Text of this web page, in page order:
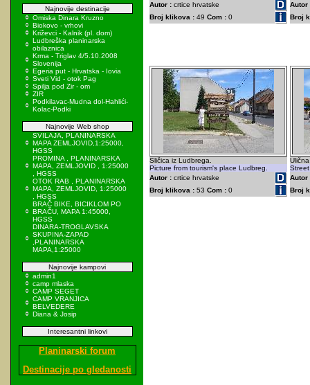
Najnovije destinacije
Omiska Dinara Kruzno
Biokovo - vrhovi
Križevci - Kalnik (pl. dom)
Ludbreška planinarska
obilaznica
Krma - Triglav 4/5.10.2008
Slovenija
Egeria put - Hrvatska - Iovia
Sveti Vid - otok Pag
Spilja pod Zir - om
ZIR
Podkilavac-Mudna dol-Hahlići-
Kolac-Podki
Najnovije Web shop
SVILAJA, PLANINARSKA
MAPA ZEMLJOVID,1:25000,
HGSS
PROMINA , PLANINARSKA
MAPA, ZEMLJOVID , 1:25000
, HGSS
OTOK RAB , PLANINARSKA
MAPA, ZEMLJOVID, 1:25000
, HGSS
BRAČ BIKE, BICIKLOM PO
BRAČU, MAPA 1:45000,
HGSS
DINARA-TROGLAVSKA
SKUPINA-ZAPAD
,PLANINARSKA
MAPA,1:25000
Najnovije kampovi
admin1
camp mlaska
CAMP SEGET
CAMP VRANJICA
BELVEDERE
Diana & Josip
Interesantni linkovi
Planinarski forum
Destinacije po gledanosti
Autor : crtice hrvatske
Broj klikova : 49 Com : 0
Autor
Broj
Sličica iz Ludbrega.
Picture from tourism's place Ludbreg.
Autor : crtice hrvatske
Broj klikova : 53 Com : 0
Autor
Broj